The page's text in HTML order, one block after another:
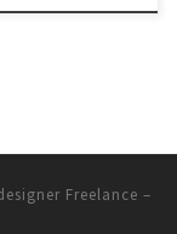
Freelance –